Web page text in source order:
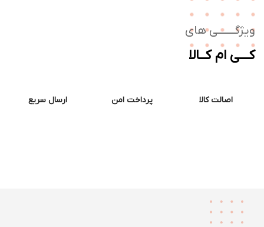
های
ام کــالا
اصالت کالا پرداخت امن ارسال سریع